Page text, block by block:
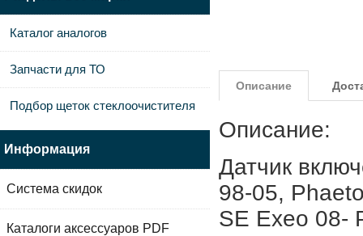
Описание
Описание:
Датчик
98-05,
SE Exeo 08-
Каталог аналогов
Запчасти для ТО
Подбор щеток стеклоочистителя
Информация
Система скидок
Каталоги аксессуаров PDF